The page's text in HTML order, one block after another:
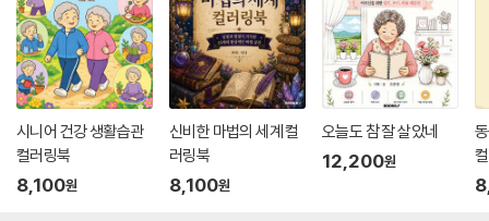
시니어 건강 생활습관
컬러링북
8,100원
신비한 마법의 세계 컬
러링북
8,100원
오늘도 참 잘 살았네
12,200원